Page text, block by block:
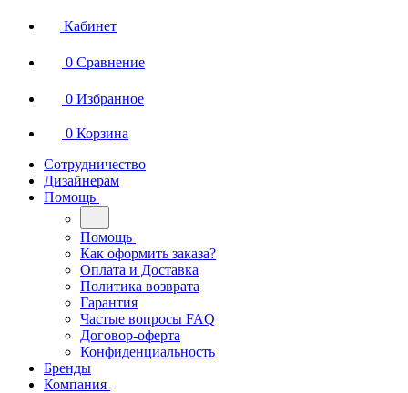
Кабинет
0 Сравнение
0 Избранное
0 Корзина
Сотрудничество
Дизайнерам
Помощь
Помощь
Как оформить заказа?
Оплата и Доставка
Политика возврата
Гарантия
Частые вопросы FAQ
Договор-оферта
Конфиденциальность
Бренды
Компания